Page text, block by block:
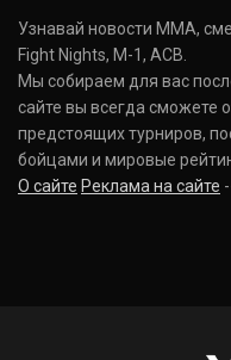
Узнавай новости ММА,
Fight Nights, M-1, ACB.
Мы собираем для вас
сайте вы всегда сможете
предстоящих турниров,
бойцами и мировые
О сайте Реклама на сайте